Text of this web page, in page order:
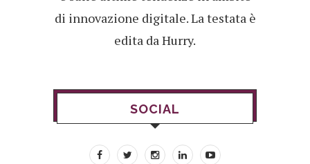
di innovazione digitale. La testata è
edita da Hurry.
SOCIAL